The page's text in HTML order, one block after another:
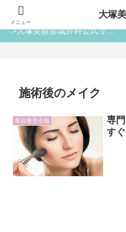
大塚
>大塚美容形成外科公式サイト
施術後のメイク
美容整形全般
専
す
メニュー
大塚